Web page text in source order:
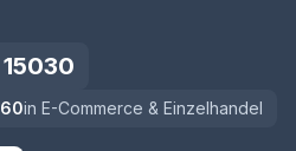
15030
in E-Commerce & Einzelhandel